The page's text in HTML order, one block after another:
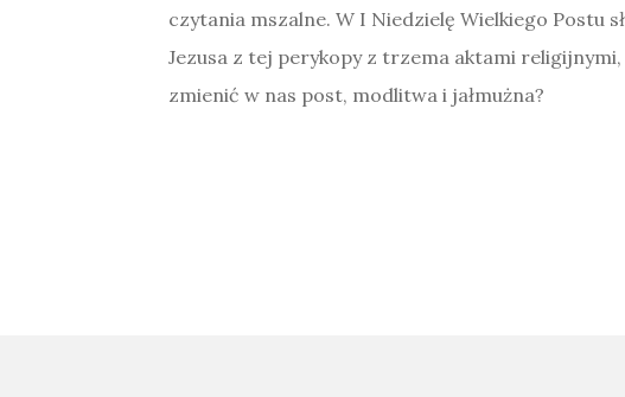
czytania mszalne. W I Niedzielę Wielkiego Postu
Jezusa z tej perykopy z trzema aktami
zmienić w nas post, modlitwa i jałmużna?